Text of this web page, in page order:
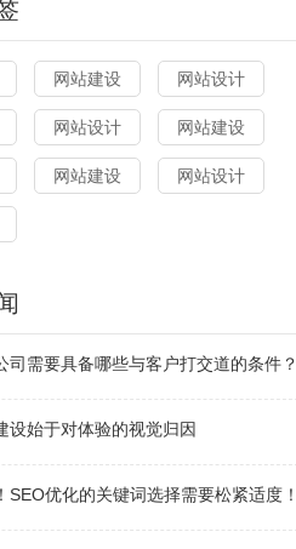
网站建设 网站设计
网站设计 网站建设
网站建设 网站设计
司需要具备哪些与客户打交道的条件？
设始于对体验的视觉归因
SEO优化的关键词选择需要松紧适度！